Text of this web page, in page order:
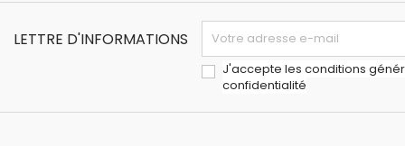
LETTRE D'INFORMATIONS
J'accepte les conditions
confidentialité